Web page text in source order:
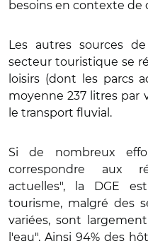
besoins en contexte
Les autres sources
secteur touristique se
loisirs (dont les parcs
moyenne 237 litres par
le transport fluvial.
Si de nombreux
correspondre aux
actuelles", la DGE
tourisme, malgré des
variées, sont
l'eau". Ainsi 94% des